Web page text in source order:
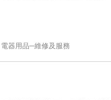
電器用品─維修及服務